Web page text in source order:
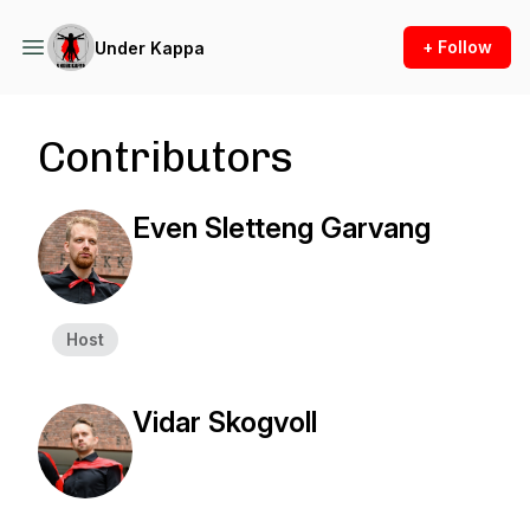
Under Kappa + Follow
Contributors
Host
Even Sletteng Garvang
Vidar Skogvoll